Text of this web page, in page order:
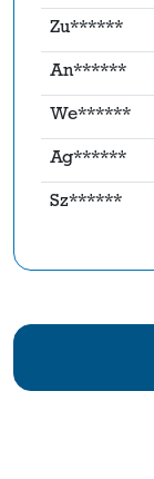
Zu******
An******
We******
Ag******
Sz******